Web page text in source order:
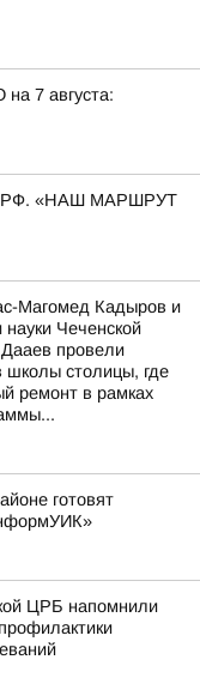
7 августа:
РФ. «НАШ МАРШРУТ
Магомед Кадыров и
Чеченской
провели
школы столицы, где
ремонт в рамках
готовят
ЦРБ напомнили